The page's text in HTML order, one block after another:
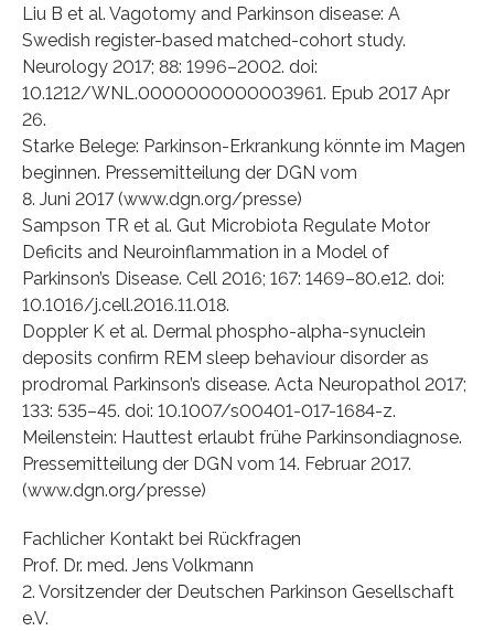
Liu B et al. Vagotomy and Parkinson disease: A
Swedish register-based matched-cohort study.
Neurology 2017; 88: 1996–2002. doi:
10.1212/WNL.0000000000003961. Epub 2017 Apr
26.
Starke Belege: Parkinson-Erkrankung könnte im Magen
beginnen. Pressemitteilung der DGN vom
8. Juni 2017 (www.dgn.org/presse)
Sampson TR et al. Gut Microbiota Regulate Motor
Deficits and Neuroinflammation in a Model of
Parkinson’s Disease. Cell 2016; 167: 1469–80.e12. doi:
10.1016/j.cell.2016.11.018.
Doppler K et al. Dermal phospho-alpha-synuclein
deposits confirm REM sleep behaviour disorder as
prodromal Parkinson’s disease. Acta Neuropathol 2017;
133: 535–45. doi: 10.1007/s00401-017-1684-z.
Meilenstein: Hauttest erlaubt frühe Parkinsondiagnose.
Pressemitteilung der DGN vom 14. Februar 2017.
(www.dgn.org/presse)
Fachlicher Kontakt bei Rückfragen
Prof. Dr. med. Jens Volkmann
2. Vorsitzender der Deutschen Parkinson Gesellschaft
e.V.